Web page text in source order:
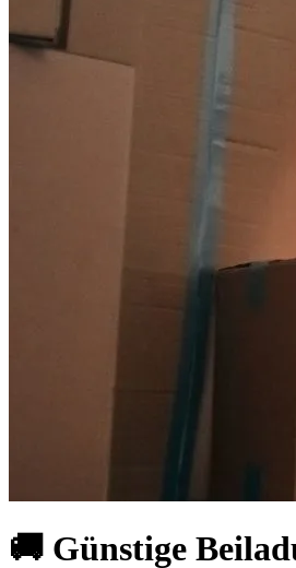
🚚 Günstige